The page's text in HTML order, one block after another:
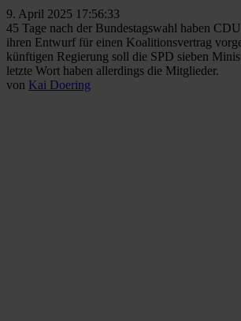
9. April 2025 17:56:33
45 Tage nach der Bundestagswahl haben
ihren Entwurf für einen Koalitionsvertrag
künftigen Regierung soll die SPD sieben
letzte Wort haben allerdings die Mitglieder.
von Kai Doering